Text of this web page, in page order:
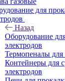
для
Назад
Оборудование
электродов
Термопеналы для
Контейнеры для
электродов